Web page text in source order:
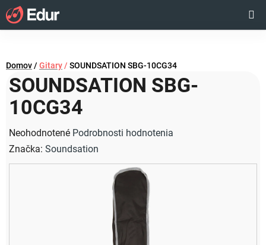
Prejsť
na
obsah
KOŠÍK
Domov/ Gitary / SOUNDSATION SBG-10CG34
SOUNDSATION SBG-
10CG34
Priemerné
hodnotenie
produktu
Neohodnotené Podrobnosti hodnotenia
Značka: Soundsation